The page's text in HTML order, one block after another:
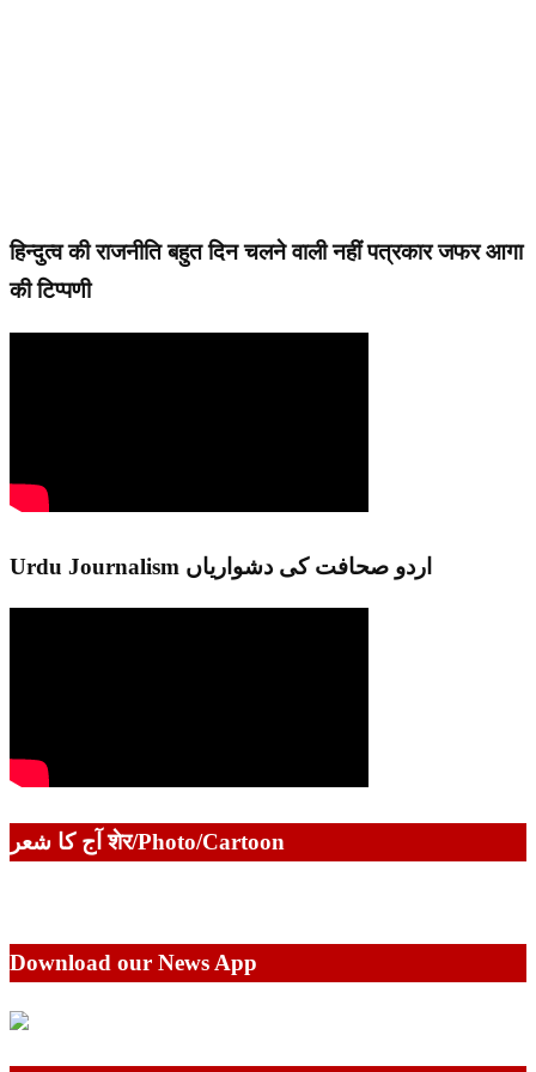
हिन्दुत्व की राजनीति बहुत दिन चलने वाली नहीं पत्रकार जफर आगा
की टिप्पणी
Urdu Journalism اردو صحافت کی دشواریاں
آج کا شعر शेर/Photo/Cartoon
Download our News App